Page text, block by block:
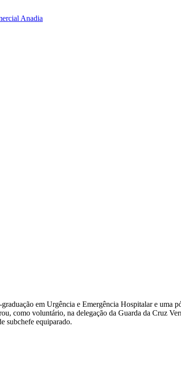
Anadia
em Urgência e Emergência Hospitalar e uma
como voluntário, na delegação da Guarda da Cruz
subchefe equiparado.